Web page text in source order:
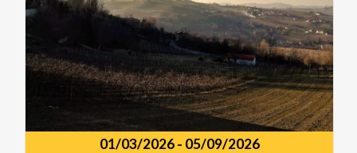
01/03/2026- 05/09/2026